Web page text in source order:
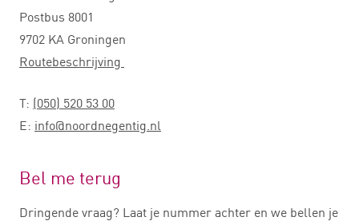
Postbus 8001
9702 KA Groningen
Routebeschrijving
T: (050) 520 53 00
E: info@noordnegentig.nl
Bel me terug
Dringende vraag? Laat je nummer achter en we bellen je